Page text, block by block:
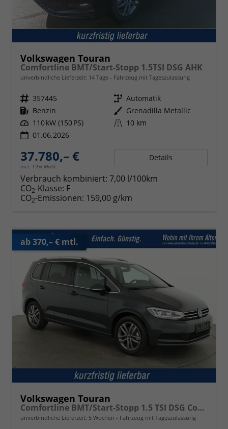
Volkswagen Touran
Comfortline BMT/Start-Stopp 1.5TSI DSG AHK
unverbindliche Lieferzeit: 14 Tage Fahrzeug mit Tageszulassung
Fahrzeugnr. 357445 Getriebe Automatik
Kraftstoff Benzin Außenfarbe Grenadilla Metallic
Leistung 110 kW (150 PS) Kilometerstand 10 km
01.06.2026
37.780,– €
incl. 19% MwSt.
Details
Verbrauch kombiniert: 7,00 l/100km
CO2-Klasse: F
CO2-Emissionen: 159,00 g/km
ab 370,– € mtl.
Volkswagen Touran
Comfortline BMT/Start-Stopp 1.5 TSI DSG Comfortline, 7-Sitzer, AHK, Navi, Kamera, Side, Winter, 3 J.-Garantie
unverbindliche Lieferzeit: 5 Wochen Fahrzeug mit Tageszulassung